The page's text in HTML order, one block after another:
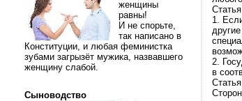
женщины
равны!
И не спорьте,
так написано в
Конституции, и любая феминистка
зубами загрызёт мужика, назвавшего
женщину слабой.
Сыноводство
1.
2.
в